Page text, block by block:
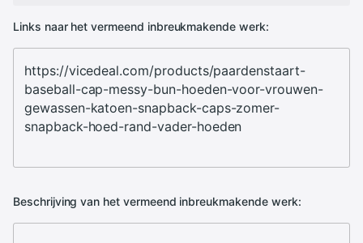
Links naar het vermeend inbreukmakende werk:
Beschrijving van het vermeend inbreukmakende werk: